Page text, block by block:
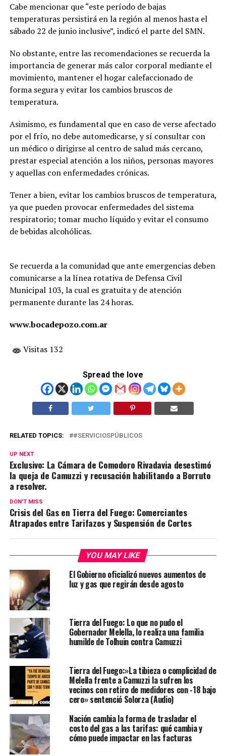
Cabe mencionar que “este período de bajas
temperaturas persistirá en la región al menos hasta el
sábado 22 de junio inclusive”, indicó el parte del SMN.
No obstante, entre las recomendaciones se recuerda la
importancia de generar más calor corporal mediante el
movimiento, mantener el hogar calefaccionado de
forma segura y evitar los cambios bruscos de
temperatura.
Asimismo, es fundamental que en caso de verse afectado
por el frío, no debe automedicarse, y sí consultar con
un médico o dirigirse al centro de salud más cercano,
prestar especial atención a los niños, personas mayores
y aquellas con enfermedades crónicas.
Tener a bien, evitar los cambios bruscos de temperatura,
ya que pueden provocar enfermedades del sistema
respiratorio; tomar mucho líquido y evitar el consumo
de bebidas alcohólicas.
Se recuerda a la comunidad que ante emergencias deben
comunicarse a la línea rotativa de Defensa Civil
Municipal 103, la cual es gratuita y de atención
permanente durante las 24 horas.
www.bocadepozo.com.ar
Visitas 132
Spread the love
RELATED TOPICS: #SERVICIOSPÚBLICOS
UP NEXT
Exclusivo: La Cámara de Comodoro Rivadavia desestimó
la queja de Camuzzi y recusación habilitando a Borruto
a resolver.
DON'T MISS
Crisis del Gas en Tierra del Fuego: Comerciantes
Atrapados entre Tarifazos y Suspensión de Cortes
YOU MAY LIKE
El Gobierno oficializó nuevos aumentos de
luz y gas que regirán desde agosto
Tierra del Fuego: Lo que no pudo el
Gobernador Melella, lo realiza una familia
humilde de Tolhuin contra Camuzzi
Tierra del Fuego:»La tibieza o complicidad de
Melella frente a Camuzzi la sufren los
vecinos con retiro de medidores con -18 bajo
cero» sentenció Solorza (Audio)
Nación cambia la forma de trasladar el
costo del gas a las tarifas: qué cambia y
cómo puede impactar en las facturas